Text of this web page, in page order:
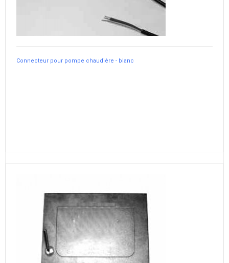
Connecteur pour pompe chaudière - blanc